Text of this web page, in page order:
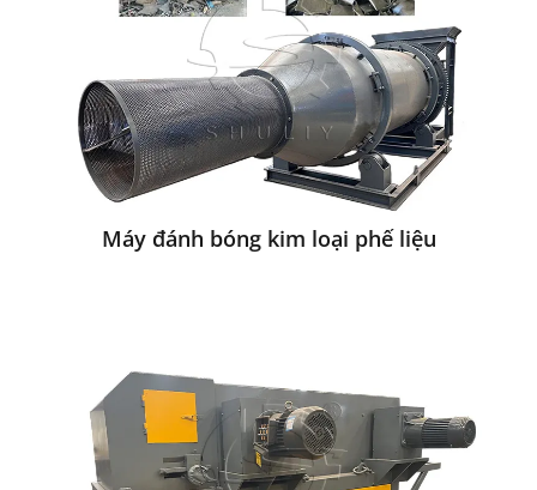
Máy đánh bóng kim loại phế liệu